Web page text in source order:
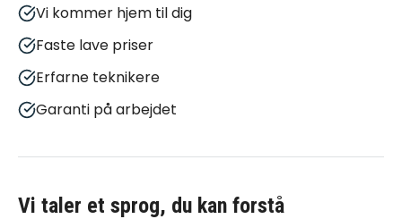
Vi kommer hjem til dig
Faste lave priser
Erfarne teknikere
Garanti på arbejdet
Vi taler et sprog, du kan forstå